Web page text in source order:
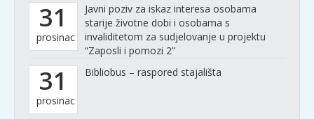
31
prosinac
Javni poziv za iskaz interesa osobama
starije životne dobi i osobama s
invaliditetom za sudjelovanje u projektu
“Zaposli i pomozi 2”
31
prosinac
Bibliobus – raspored stajališta